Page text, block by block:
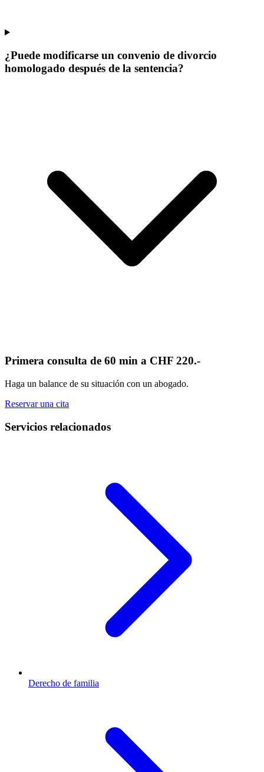
¿Puede modificarse un convenio de divorcio
homologado después de la sentencia?
Primera consulta de 60 min a CHF 220.-
Haga un balance de su situación con un abogado.
Reservar una cita
Servicios relacionados
Derecho de familia